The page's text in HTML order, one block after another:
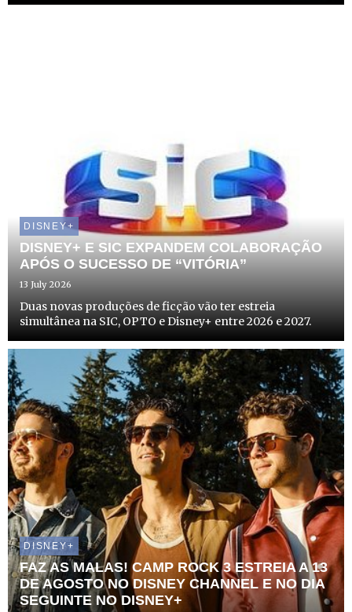
DISNEY+
DISNEY+ E SIC EXPANDEM COLABORAÇÃO
APÓS O SUCESSO DE “VITÓRIA”
13 July 2026
Duas novas produções de ficção vão ter estreia
simultânea na SIC, OPTO e Disney+ entre 2026 e 2027.
DISNEY+
FAZ AS MALAS! CAMP ROCK 3 ESTREIA A 13
DE AGOSTO NO DISNEY CHANNEL E NO DIA
SEGUINTE NO DISNEY+